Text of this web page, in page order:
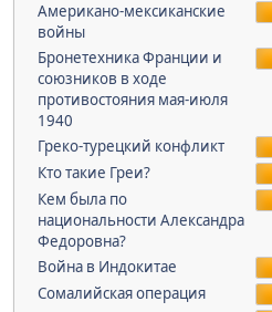
Американо-мексиканские
войны
Бронетехника Франции и
союзников в ходе
противостояния мая-июля
1940
Греко-турецкий конфликт
Кто такие Греи?
Кем была по
национальности Александра
Федоровна?
Война в Индокитае
Сомалийская операция